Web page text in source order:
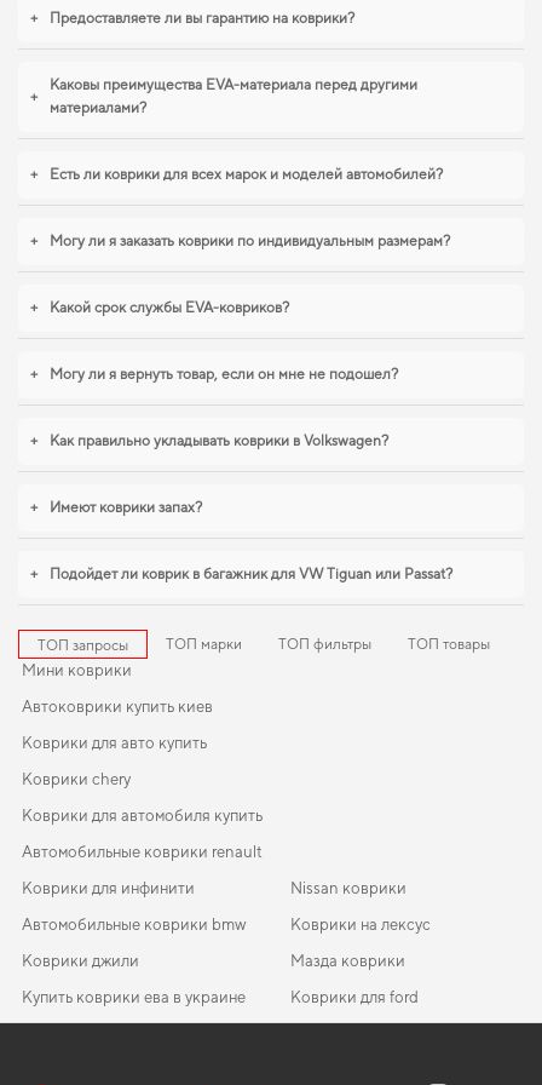
EVA-коврики для Volkswagen
Touran отвечает всем вашим
требованиям
Созданные из прочного EVA материала, наши коврики обеспечивают ваш
комфортной благодаря продуманному дизайну и функциональности.
opel zafira коврики,коврики для seat alhambra становятся разумным
отличном состоянии, предлагая только качественную продукцию.
+ Предоставляете ли вы гарантию на коврики?
+
Каковы преимущества EVA-материала перед другими
материалами?
+ Есть ли коврики для всех марок и моделей автомобилей?
+ Могу ли я заказать коврики по индивидуальным размерам?
+ Какой срок службы EVA-ковриков?
+ Могу ли я вернуть товар, если он мне не подошел?
+ Как правильно укладывать коврики в Volkswagen?
+ Имеют коврики запах?
+ Подойдет ли коврик в багажник для VW Tiguan или Passat?
ТОП запросы ТОП марки ТОП фильтры ТОП товары
Мини коврики
Автоковрики купить киев
Коврики для авто купить
Коврики chery
Коврики для автомобиля купить
Автомобильные коврики renault
Коврики для инфинити
Автомобильные коврики bmw
Коврики джили
Купить коврики ева в украине
Nissan коврики
Коврики на лексус
Мазда коврики
Коврики для ford